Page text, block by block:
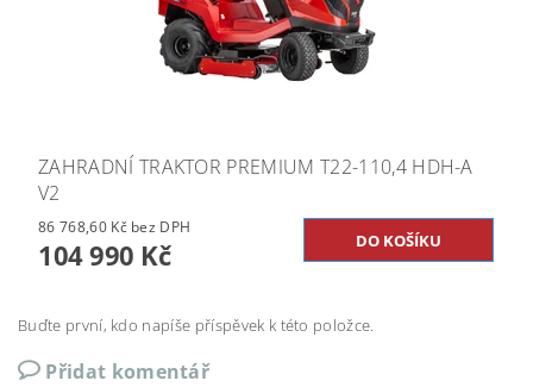
ZAHRADNÍ TRAKTOR PREMIUM T22-110,4 HDH-A
V2
86 768,60 Kč bez DPH
104 990 Kč
Buďte první, kdo napíše příspěvek k této položce.
Přidat komentář